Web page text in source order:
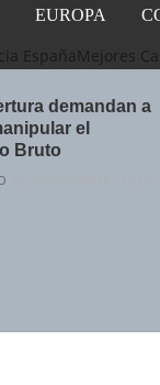
EUROPA
España Mejores
demandan a
el
Bruto